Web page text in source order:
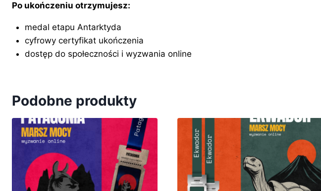
Po ukończeniu otrzymujesz:
medal etapu Antarktyda
cyfrowy certyfikat ukończenia
dostęp do społeczności i wyzwania online
Podobne produkty